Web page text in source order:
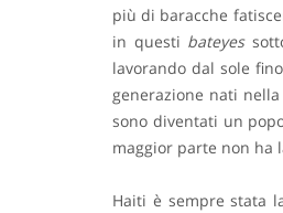
più di baracche
in questi bateyes
lavorando dal sole
generazione nati
sono diventati un
maggior parte non ha
Haiti è sempre stata